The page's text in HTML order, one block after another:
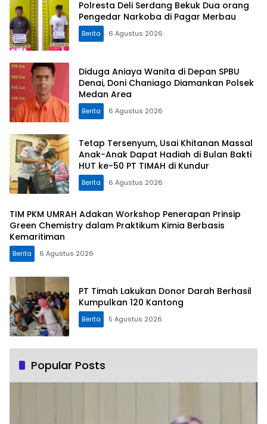
Polresta Deli Serdang Bekuk Dua orang
Pengedar Narkoba di Pagar Merbau
Berita 6 Agustus 2026
Diduga Aniaya Wanita di Depan SPBU
Denai, Doni Chaniago Diamankan Polsek
Medan Area
Berita 6 Agustus 2026
Tetap Tersenyum, Usai Khitanan Massal
Anak-Anak Dapat Hadiah di Bulan Bakti
HUT ke-50 PT TIMAH di Kundur
Berita 6 Agustus 2026
TIM PKM UMRAH Adakan Workshop Penerapan Prinsip
Green Chemistry dalam Praktikum Kimia Berbasis
Kemaritiman
Berita 6 Agustus 2026
PT Timah Lakukan Donor Darah Berhasil
Kumpulkan 120 Kantong
Berita 5 Agustus 2026
Popular Posts